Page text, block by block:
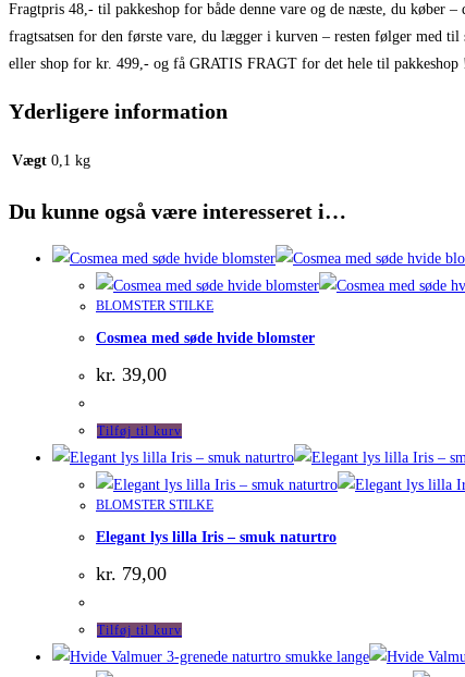
Fragtpris 48,- til pakkeshop for både denne vare og de næste, du køber –
fragtsatsen for den første vare, du lægger i kurven – resten følger med til
eller shop for kr. 499,- og få GRATIS FRAGT for det hele til pakkeshop !
Yderligere information
Vægt 0,1 kg
Du kunne også være interesseret i…
BLOMSTER STILKE
Cosmea med søde hvide blomster
kr. 39,00
Tilføj til kurv
BLOMSTER STILKE
Elegant lys lilla Iris – smuk naturtro
kr. 79,00
Tilføj til kurv